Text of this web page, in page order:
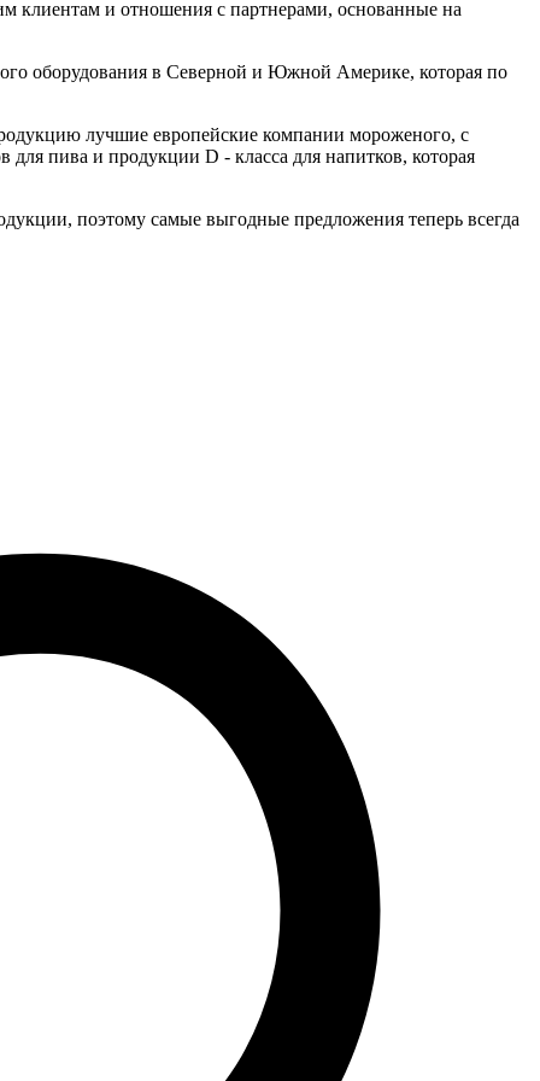
клиентам и отношения с партнерами, основанные на
оборудования в Северной и Южной Америке, которая по
лучшие европейские компании мороженого, с
пива и продукции D - класса для напитков, которая
поэтому самые выгодные предложения теперь всегда